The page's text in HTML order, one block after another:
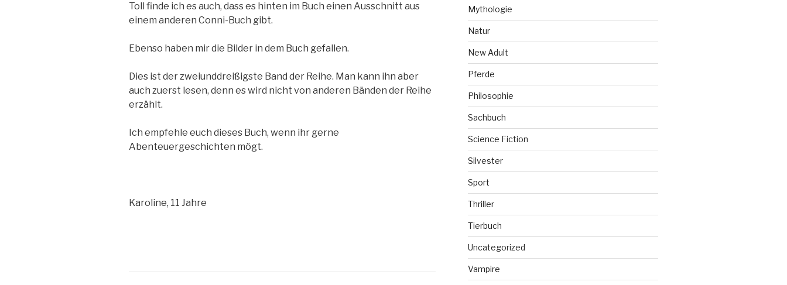
Toll finde ich es auch, dass es hinten im Buch einen Ausschnitt aus
einem anderen Conni-Buch gibt.
Ebenso haben mir die Bilder in dem Buch gefallen.
Dies ist der zweiunddreißigste Band der Reihe. Man kann ihn aber
auch zuerst lesen, denn es wird nicht von anderen Bänden der Reihe
erzählt.
Ich empfehle euch dieses Buch, wenn ihr gerne
Abenteuergeschichten mögt.
Karoline, 11 Jahre
Mythologie
Natur
New Adult
Pferde
Philosophie
Sachbuch
Science Fiction
Silvester
Sport
Thriller
Tierbuch
Uncategorized
Vampire